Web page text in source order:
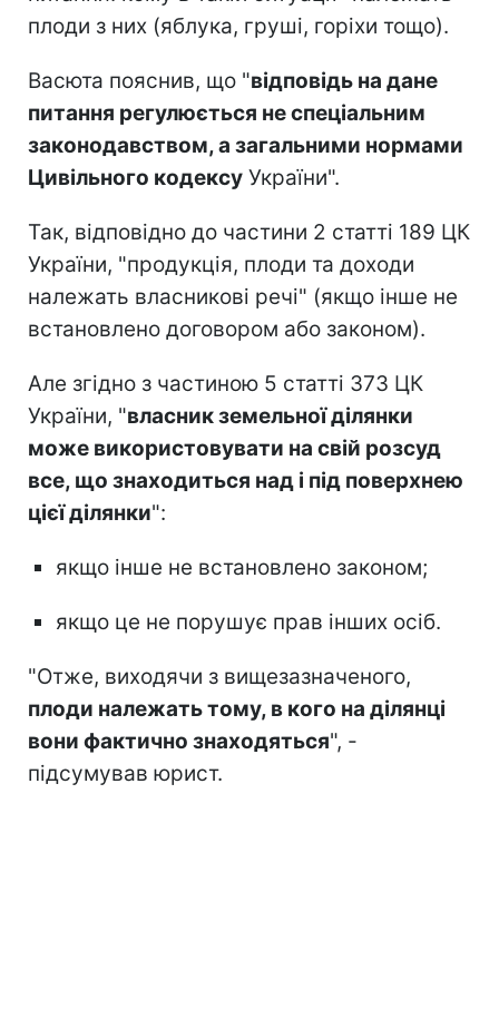
плоди з них (яблука, груші, горіхи тощо).
Васюта пояснив, що "відповідь на дане
питання регулюється не спеціальним
законодавством, а загальними нормами
Цивільного кодексу України".
Так, відповідно до частини 2 статті 189 ЦК
України, "продукція, плоди та доходи
належать власникові речі" (якщо інше не
встановлено договором або законом).
Але згідно з частиною 5 статті 373 ЦК
України, "власник земельної ділянки
може використовувати на свій розсуд
все, що знаходиться над і під поверхнею
цієї ділянки":
якщо інше не встановлено законом;
якщо це не порушує прав інших осіб.
"Отже, виходячи з вищезазначеного,
плоди належать тому, в кого на ділянці
вони фактично знаходяться", -
підсумував юрист.